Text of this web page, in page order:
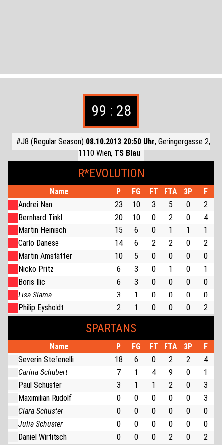
99 : 28
#J8 (Regular Season) 08.10.2013 20:50 Uhr, Geringergasse 2,
1110 Wien, TS Blau
R*EVOLUTION
Name P FG FT FTA 3P
F
Andrei Nan
23 10 3 5 0
2
Bernhard Tinkl
20 10 0 2 0
4
Martin Heinisch
15 6 0 1 1
1
Carlo Danese
14 6 2 2 0
2
Martin Amstätter
10 5 0 0 0
0
Nicko Pritz
6 3 0 1 0
1
Boris Ilic
6 3 0 0 0
0
Lisa Slama
3 1 0 0 0
0
Philip Eysholdt
2 1 0 0 0 2
SPARTANS
Name P FG FT FTA 3P
F
Severin Stefenelli
18 6 0 2 2
4
Carina Schubert
7 1 4 9 0
1
Paul Schuster
3 1 1 2 0
3
Maximilian Rudolf
0 0 0 0 0
3
Clara Schuster
0 0 0 0 0
0
Julia Schuster
0 0 0 0 0
0
Daniel Wirtitsch
0 0 0 2 0 2